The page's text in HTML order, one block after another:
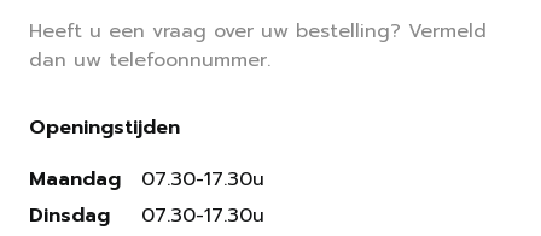
Heeft u een vraag over uw bestelling? Vermeld
dan uw telefoonnummer.
Openingstijden
Maandag
Dinsdag
07.30-17.30u
07.30-17.30u